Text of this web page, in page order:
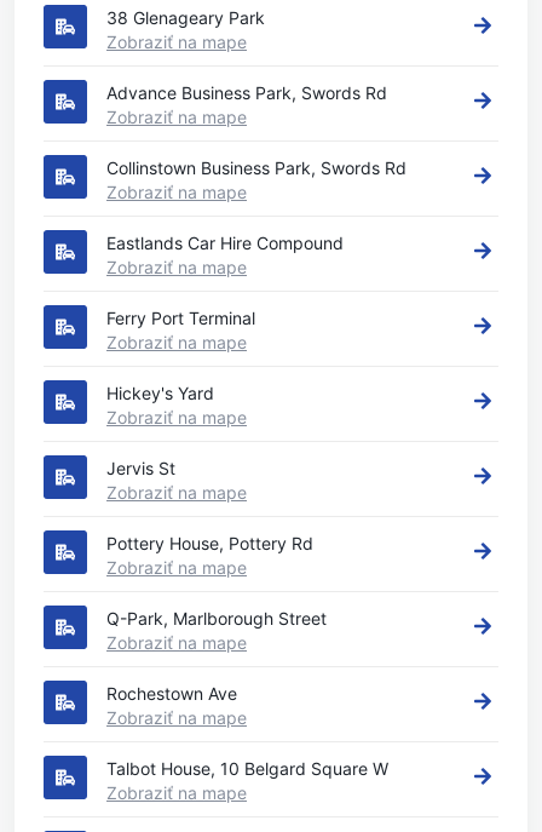
38 Glenageary Park
Zobraziť na mape
Advance Business Park, Swords Rd
Zobraziť na mape
Collinstown Business Park, Swords Rd
Zobraziť na mape
Eastlands Car Hire Compound
Zobraziť na mape
Ferry Port Terminal
Zobraziť na mape
Hickey's Yard
Zobraziť na mape
Jervis St
Zobraziť na mape
Pottery House, Pottery Rd
Zobraziť na mape
Q-Park, Marlborough Street
Zobraziť na mape
Rochestown Ave
Zobraziť na mape
Talbot House, 10 Belgard Square W
Zobraziť na mape